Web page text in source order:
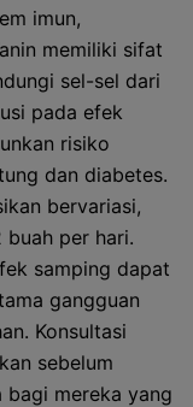
imun,
memiliki sifat
sel-sel dari
pada efek
risiko
dan diabetes.
bervariasi,
buah per hari.
samping dapat
gangguan
Konsultasi
sebelum
bagi mereka yang